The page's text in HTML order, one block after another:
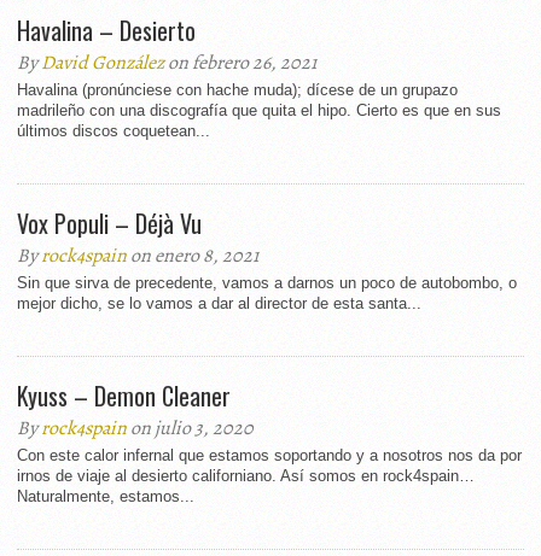
Havalina – Desierto
ByDavid Gonzálezon febrero 26, 2021
Havalina (pronúnciese con hache muda); dícese de un grupazo
madrileño con una discografía que quita el hipo. Cierto es que en sus
últimos discos coquetean...
Vox Populi – Déjà Vu
Byrock4spainon enero 8, 2021
Sin que sirva de precedente, vamos a darnos un poco de autobombo, o
mejor dicho, se lo vamos a dar al director de esta santa...
Kyuss – Demon Cleaner
Byrock4spainon julio 3, 2020
Con este calor infernal que estamos soportando y a nosotros nos da por
irnos de viaje al desierto californiano. Así somos en rock4spain…
Naturalmente, estamos...